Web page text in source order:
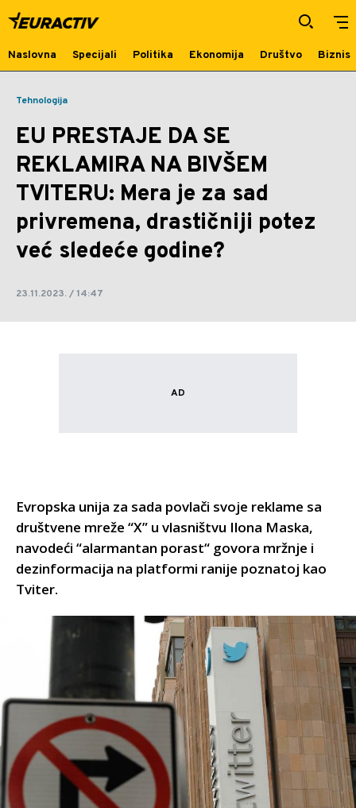
EU PRESTAJE DA SE REKLAMIRA
NA BIVŠEM TVITERU: Mera je za sad
privremena, drastičniji potez već
Naslovna Specijali Politika Ekonomija Društvo Biznis
Tehnologija
EU PRESTAJE DA SE
REKLAMIRA NA BIVŠEM
TVITERU: Mera je za sad
privremena, drastičniji potez
već sledeće godine?
23.11.2023. / 14:47
Evropska unija za sada povlači svoje reklame sa
društvene mreže “X” u vlasništvu Ilona Maska,
navodeći “alarmantan porast“ govora mržnje i
dezinformacija na platformi ranije poznatoj kao
Tviter.